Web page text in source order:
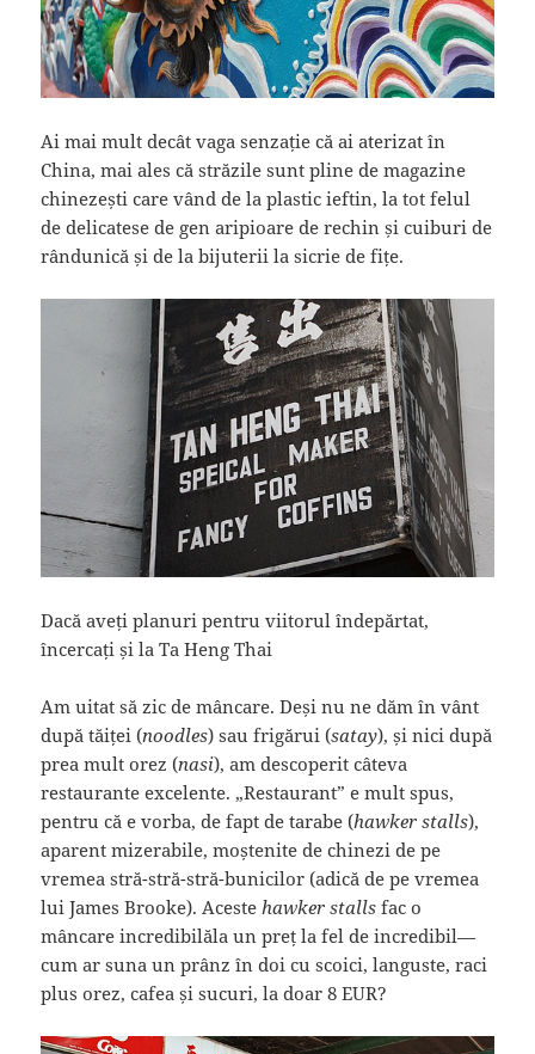
Ai mai mult decât vaga senzație că ai aterizat în
China, mai ales că străzile sunt pline de magazine
chinezești care vând de la plastic ieftin, la tot felul
de delicatese de gen aripioare de rechin și cuiburi de
rândunică și de la bijuterii la sicrie de fițe.
Dacă aveți planuri pentru viitorul îndepărtat,
încercați și la Ta Heng Thai
Am uitat să zic de mâncare. Deși nu ne dăm în vânt
după tăiței (noodles) sau frigărui (satay), și nici după
prea mult orez (nasi), am descoperit câteva
restaurante excelente. „Restaurant” e mult spus,
pentru că e vorba, de fapt de tarabe (hawker stalls),
aparent mizerabile, moștenite de chinezi de pe
vremea stră-stră-stră-bunicilor (adică de pe vremea
lui James Brooke). Acestehawker stalls fac o
mâncare incredibilăla un preț la fel de incredibil—
cum ar suna un prânz în doi cu scoici, languste, raci
plus orez, cafea și sucuri, la doar 8 EUR?